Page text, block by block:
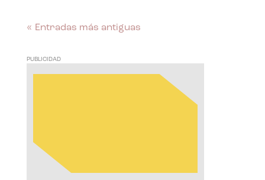
« Entradas más antiguas
PUBLICIDAD